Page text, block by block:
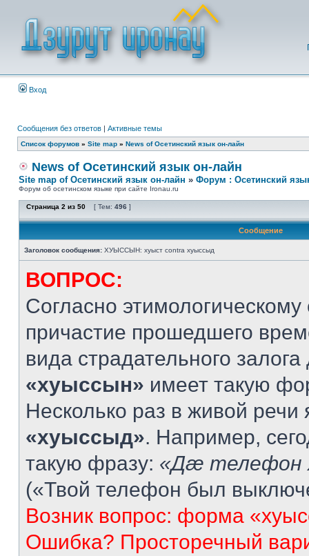
Вход
Сообщения без ответов | Активные темы
Список форумов » Site map » News of Осетинский язык он-лайн
News of Осетинский язык он-лайн
Site map of Осетинский язык он-лайн » Форум : Осетинский
Форум об осетинском языке при сайте Ironau.ru
Страница 2 из 50 [ Тем: 496 ]
Сообщение
Заголовок сообщения: ХУЫССЫН: хуыст contra хуыссыд
ВОПРОС:
Согласно
причастие прошедшего
вида страдательного залога
«хуыссын» имеет такую
Несколько раз в живой
«хуыссыд». Например,
такую фразу: «Дæ телефон
(«Твой телефон был
Возник вопрос: форма
Ошибка? Просторечный